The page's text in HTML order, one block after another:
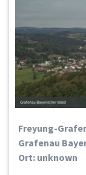
Freyung-
Grafenau
Ort: unknown